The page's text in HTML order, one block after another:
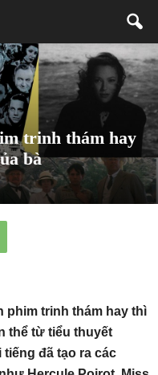
trinh thám hay
bà
phim trinh thám hay thì
thể từ tiểu thuyết
đã tạo ra các